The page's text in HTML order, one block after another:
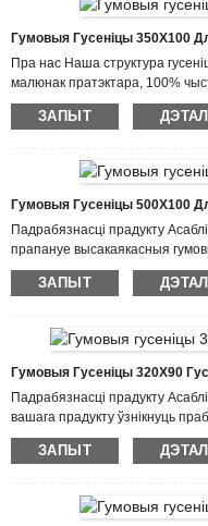
дэталі вызначаюць якасць
ІНАВАЦЫЙНАЙ камандай ...
Гумовыя Гусеніцы 350X100
Пра нас Наша структура
малюнак пратэктара, 100%
забяспечваюць надзвычайную
больш працяглы тэрмін службы
найноўшым тэхналогіям у
што мы квітнеем толькі тады,
канкурэнтаздольнасць нашай
ЗАПЫТ
Гумовыя Гусеніцы 500X100
Падрабязнасці прадукту
прапануе высакаякасныя
500×100, каб ваша тэхніка
прадукцыйнасці. Мы імкнемся
Чым хутчэй мы паставім вашы
сваю працу! Дзякуючы
таксама яе выдатнай якасці і
ЗАПЫТ
Гумовыя Гусеніцы 320X90
Падрабязнасці прадукту
вашага прадукту ўзнікнуць
водгук, і мы адкажам вам і
правіламі нашай кампаніі. Мы
прадуктаў, а таксама
абслугоўванню, яны былі
ЗАПЫТ